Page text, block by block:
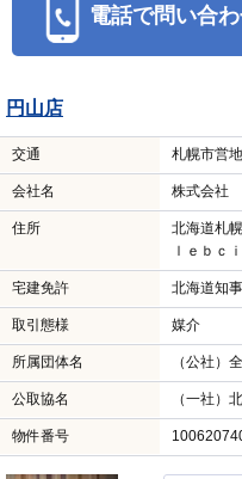
電話で問い合わ
円山店
交通 札幌市営
会社名 株式会社
住所
北海道札
ｌｅｂｃ
宅建免許 北海道知
取引態様 媒介
所属団体名 （公社）
公取協名 （一社）
物件番号